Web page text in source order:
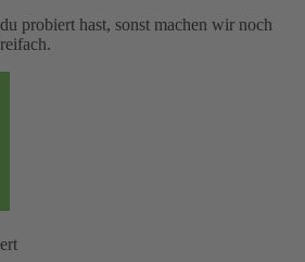
probiert hast, sonst machen wir noch